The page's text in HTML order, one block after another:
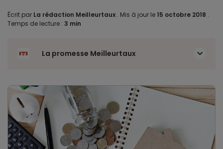
Écrit par La rédaction Meilleurtaux . Mis à jour le 15 octobre 2018 .
Temps de lecture : 3 min
La promesse Meilleurtaux